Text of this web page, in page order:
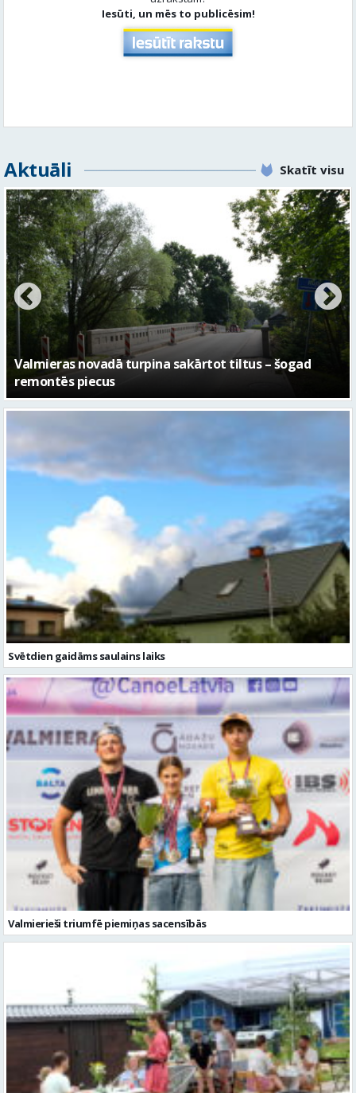
Iesūti, un mēs to publicēsim!
Aktuāli Skatīt visu
No pagaidu teātra līdz laikmetīgās kultūras centram
– kā attīstīsies “Kurtuve”
Svētdien gaidāms saulains laiks
Valmierieši triumfē piemiņas sacensībās